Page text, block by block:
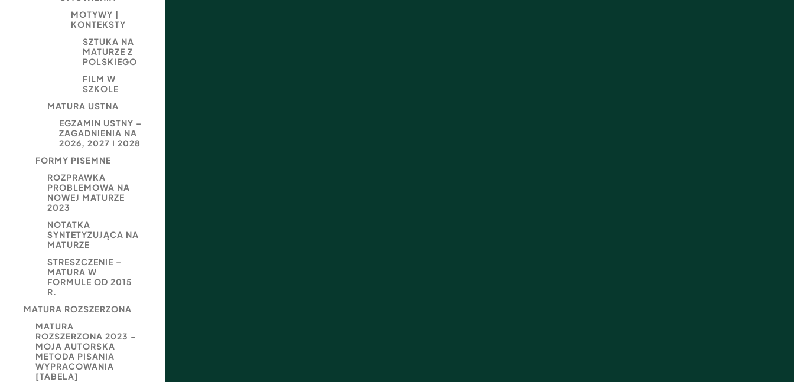
MOTYWY |
KONTEKSTY
SZTUKA NA
MATURZE Z
POLSKIEGO
FILM W
SZKOLE
MATURA USTNA
EGZAMIN USTNY –
ZAGADNIENIA NA
2026, 2027 I 2028
FORMY PISEMNE
ROZPRAWKA
PROBLEMOWA NA
NOWEJ MATURZE
2023
NOTATKA
SYNTETYZUJĄCA NA
MATURZE
STRESZCZENIE –
MATURA W
FORMULE OD 2015
R.
MATURA ROZSZERZONA
MATURA
ROZSZERZONA 2023 –
MOJA AUTORSKA
METODA PISANIA
WYPRACOWANIA
[TABELA]